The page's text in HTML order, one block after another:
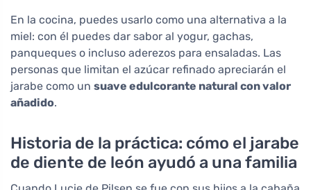
En la cocina, puedes usarlo como una alternativa a la
miel: con él puedes dar sabor al yogur, gachas,
panqueques o incluso aderezos para ensaladas. Las
personas que limitan el azúcar refinado apreciarán el
jarabe como un suave edulcorante natural con valor
añadido.
Historia de la práctica: cómo el jarabe
de diente de león ayudó a una familia